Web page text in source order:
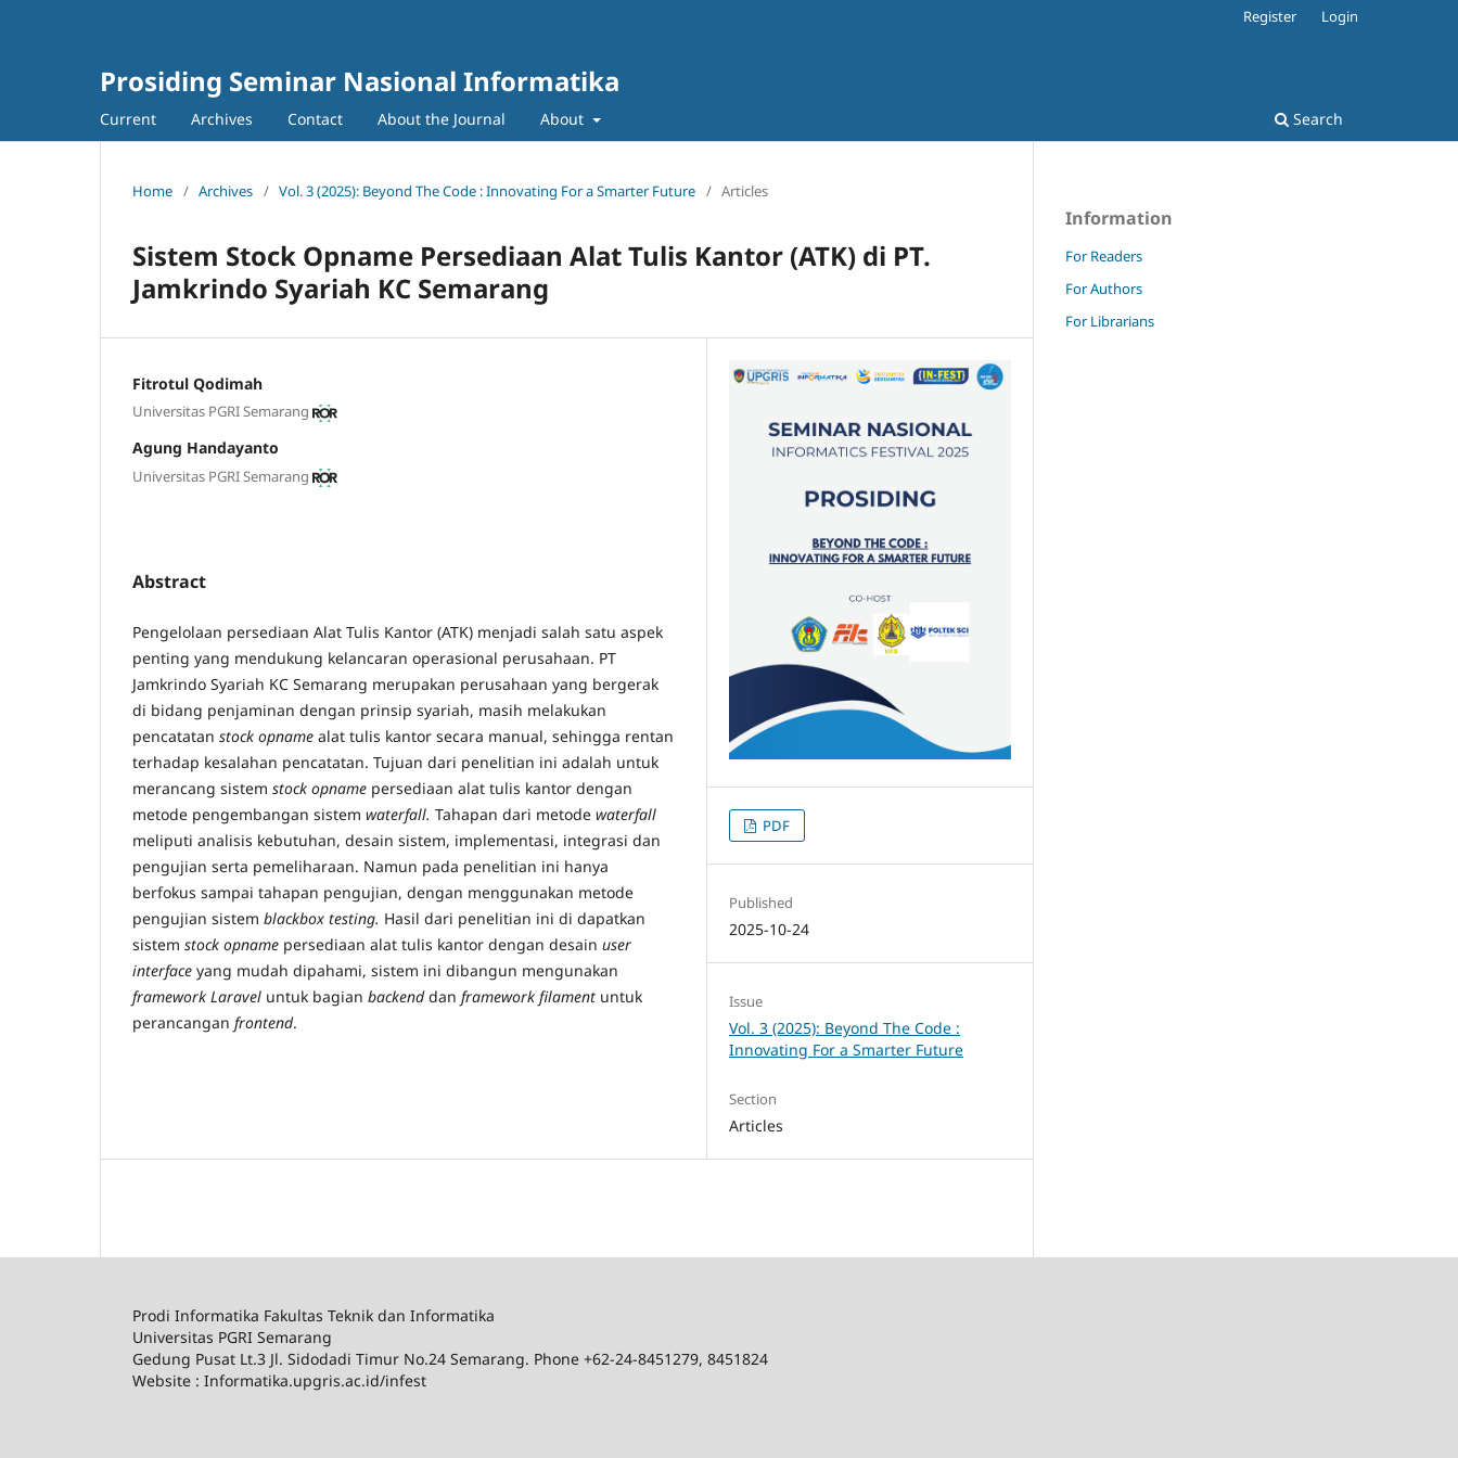
Prosiding Seminar Nasional Informatika
Current Archives Contact About the Journal About Search
Register Login
Home / Archives / Vol. 3 (2025): Beyond The Code : Innovating For a Smarter Future / Articles
Sistem Stock Opname Persediaan Alat Tulis Kantor (ATK) di PT.
Jamkrindo Syariah KC Semarang
Fitrotul Qodimah
Universitas PGRI Semarang
Agung Handayanto
Universitas PGRI Semarang
Abstract
Pengelolaan persediaan Alat Tulis Kantor (ATK) menjadi salah satu aspek
penting yang mendukung kelancaran operasional perusahaan. PT
Jamkrindo Syariah KC Semarang merupakan perusahaan yang bergerak
di bidang penjaminan dengan prinsip syariah, masih melakukan
pencatatan stock opname alat tulis kantor secara manual, sehingga rentan
terhadap kesalahan pencatatan. Tujuan dari penelitian ini adalah untuk
merancang sistem stock opname persediaan alat tulis kantor dengan
metode pengembangan sistem waterfall. Tahapan dari metode waterfall
meliputi analisis kebutuhan, desain sistem, implementasi, integrasi dan
pengujian serta pemeliharaan. Namun pada penelitian ini hanya
berfokus sampai tahapan pengujian, dengan menggunakan metode
pengujian sistem blackbox testing. Hasil dari penelitian ini di dapatkan
sistem stock opname persediaan alat tulis kantor dengan desain user
interface yang mudah dipahami, sistem ini dibangun mengunakan
framework Laravel untuk bagian backenddan framework filament untuk
perancangan frontend.
PDF
Published
2025-10-24
Issue
Vol. 3 (2025): Beyond The Code :
Innovating For a Smarter Future
Section
Articles
Information
For Readers
For Authors
For Librarians
Prodi Informatika Fakultas Teknik dan Informatika
Universitas PGRI Semarang
Gedung Pusat Lt.3 Jl. Sidodadi Timur No.24 Semarang. Phone +62-24-8451279, 8451824
Website : Informatika.upgris.ac.id/infest